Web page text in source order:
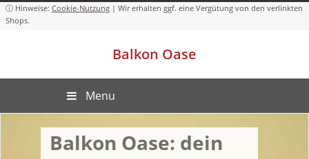
Cookie-Nutzung
Balkon Oase
Menu
Balkon Oase: dein